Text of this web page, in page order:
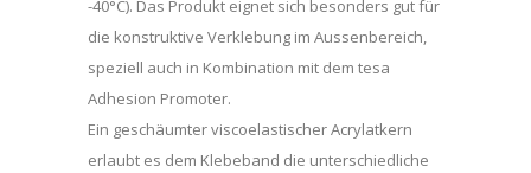
-40°C). Das Produkt eignet sich besonders gut für
die konstruktive Verklebung im Aussenbereich,
speziell auch in Kombination mit dem tesa
Adhesion Promoter.
Ein geschäumter viscoelastischer Acrylatkern
erlaubt es dem Klebeband die unterschiedliche